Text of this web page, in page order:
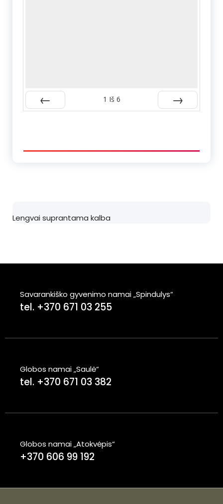
1 Iš 6
Lengvai suprantama kalba
Savarankiško gyvenimo namai „Spindulys“
tel. +370 671 03 255
Globos namai „Saulė“
tel. +370 671 03 382
Globos namai „Atokvėpis“
+370 606 99 192